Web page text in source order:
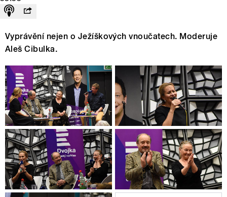
Vyprávění nejen o Ježíškových vnoučatech. Moderuje
Aleš Cibulka.